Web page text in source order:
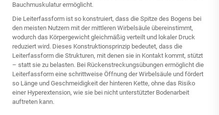
Bauchmuskulatur ermöglicht.
Die Leiterfassform ist so konstruiert, dass die Spitze des Bogens bei
den meisten Nutzern mit der mittleren Wirbelsäule übereinstimmt,
wodurch das Körpergewicht gleichmäßig verteilt und lokaler Druck
reduziert wird. Dieses Konstruktionsprinzip bedeutet, dass die
Leiterfassform die Strukturen, mit denen sie in Kontakt kommt, stützt
– statt sie zu belasten. Bei Rückenstreckungsübungen ermöglicht die
Leiterfassform eine schrittweise Öffnung der Wirbelsäule und fördert
so Länge und Geschmeidigkeit der hinteren Kette, ohne das Risiko
einer Hyperextension, wie sie bei nicht unterstützter Bodenarbeit
auftreten kann.